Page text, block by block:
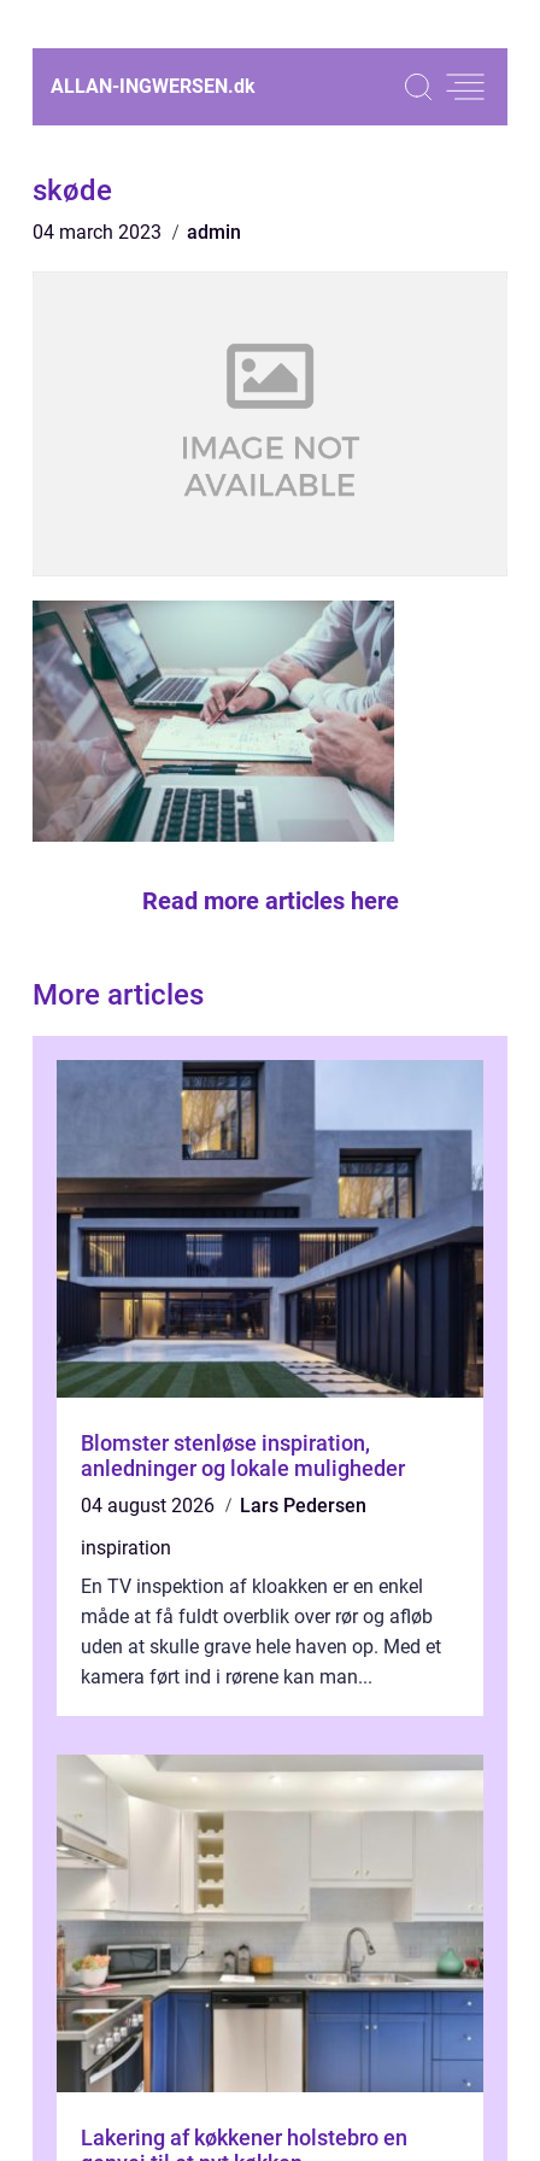
ALLAN-INGWERSEN.dk
skøde
04 march 2023 admin
Read more articles here
More articles
Blomster stenløse inspiration,
anledninger og lokale muligheder
04 august 2026
Lars Pedersen
inspiration
En TV inspektion af kloakken er en enkel
måde at få fuldt overblik over rør og afløb
uden at skulle grave hele haven op. Med et
kamera ført ind i rørene kan man...
Lakering af køkkener holstebro en